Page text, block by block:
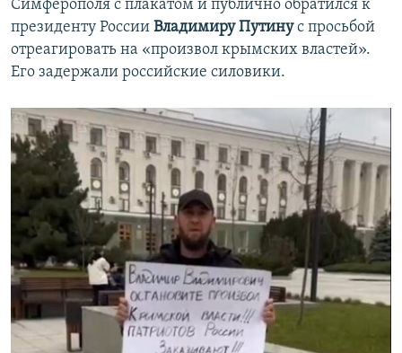
Симферополя с плакатом и публично обратился к
президенту России Владимиру Путинус просьбой
отреагировать на «произвол крымских властей».
Его задержали российские силовики.